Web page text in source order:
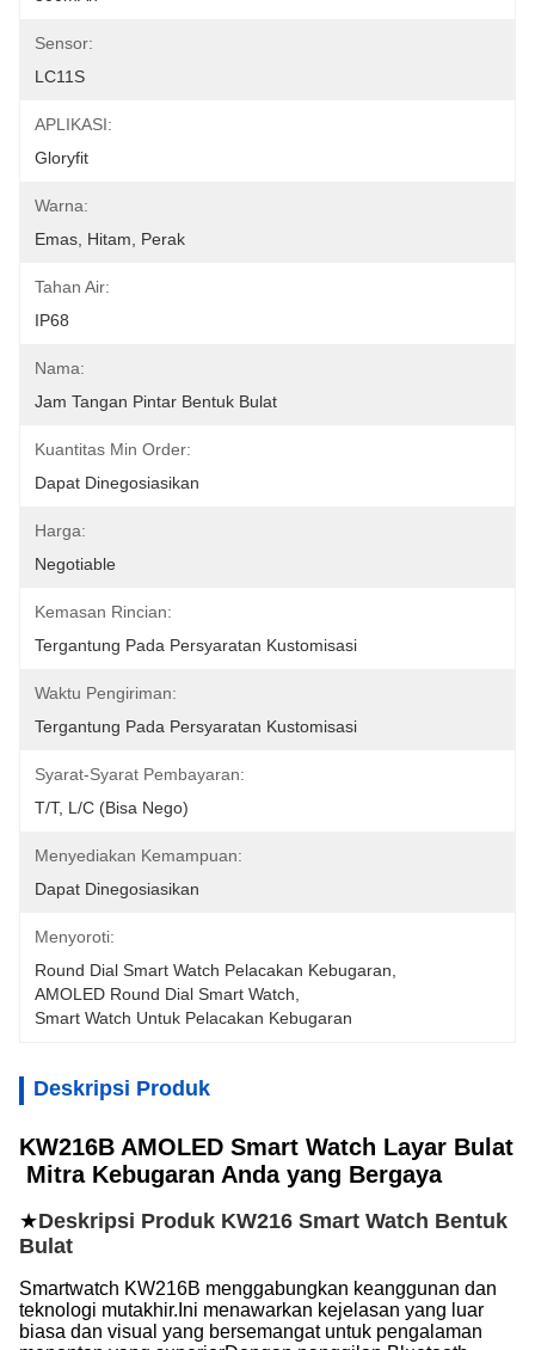
Sensor:
LC11S
APLIKASI:
Gloryfit
Warna:
Emas, Hitam, Perak
Tahan Air:
IP68
Nama:
Jam Tangan Pintar Bentuk Bulat
Kuantitas Min Order:
Dapat Dinegosiasikan
Harga:
Negotiable
Kemasan Rincian:
Tergantung Pada Persyaratan Kustomisasi
Waktu Pengiriman:
Tergantung Pada Persyaratan Kustomisasi
Syarat-Syarat Pembayaran:
T/T, L/C (Bisa Nego)
Menyediakan Kemampuan:
Dapat Dinegosiasikan
Menyoroti:
Round Dial Smart Watch Pelacakan Kebugaran
AMOLED Round Dial Smart Watch
Smart Watch Untuk Pelacakan Kebugaran
Deskripsi Produk
KW216B AMOLED Smart Watch Layar Bulat
️ Mitra Kebugaran Anda yang Bergaya
★Deskripsi Produk KW216 Smart Watch Bentuk
Bulat
Smartwatch KW216B menggabungkan keanggunan dan
teknologi mutakhir.Ini menawarkan kejelasan yang luar
biasa dan visual yang bersemangat untuk pengalaman